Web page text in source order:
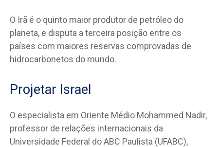
O Irã é o quinto maior produtor de petróleo do
planeta, e disputa a terceira posição entre os
países com maiores reservas comprovadas de
hidrocarbonetos do mundo.
Projetar Israel
O especialista em Oriente Médio Mohammed Nadir,
professor de relações internacionais da
Universidade Federal do ABC Paulista (UFABC),